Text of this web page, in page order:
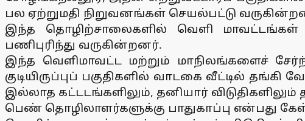
பல ஏற்றுமதி நிறுவனங்கள் செயல்பட்டு
இந்த தொழிற்சாலைகளில் வெளி
பணிபுரிந்து வருகின்றனர்.
இந்த வெளிமாவட்ட மற்றும் மாநிலங்களைச்
குடியிருப்புப் பகுதிகளில் வாடகை வீட்டில்
இல்லாத கட்டடங்களிலும், தனியார்
பெண் தொழிலாளர்களுக்கு பாதுகாப்பு என்பது